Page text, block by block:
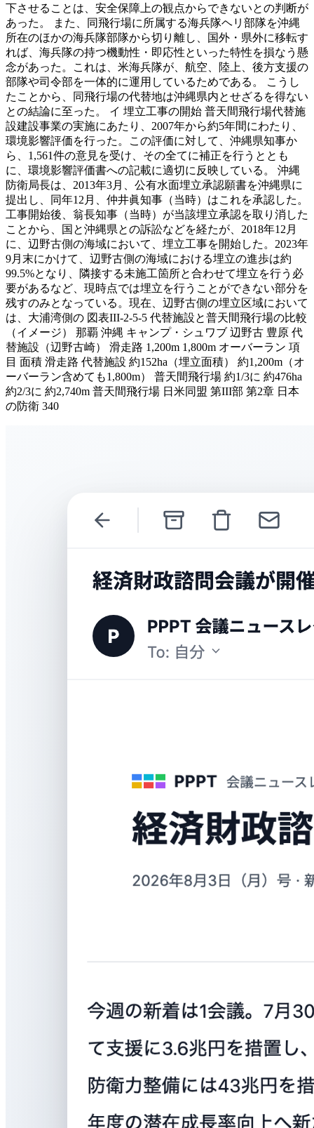
下させることは、安全保障上の観点からできないとの判断が
あった。 また、同飛行場に所属する海兵隊ヘリ部隊を沖縄
所在のほかの海兵隊部隊から切り離し、国外・県外に移転す
れば、海兵隊の持つ機動性・即応性といった特性を損なう懸
念があった。これは、米海兵隊が、航空、陸上、後方支援の
部隊や司令部を一体的に運用しているためである。 こうし
たことから、同飛行場の代替地は沖縄県内とせざるを得ない
との結論に至った。 イ 埋立工事の開始 普天間飛行場代替施
設建設事業の実施にあたり、2007年から約5年間にわたり、
環境影響評価を行った。この評価に対して、沖縄県知事か
ら、1,561件の意見を受け、その全てに補正を行うととも
に、環境影響評価書への記載に適切に反映している。 沖縄
防衛局長は、2013年3月、公有水面埋立承認願書を沖縄県に
提出し、同年12月、仲井眞知事（当時）はこれを承認した。
工事開始後、翁長知事（当時）が当該埋立承認を取り消した
ことから、国と沖縄県との訴訟などを経たが、2018年12月
に、辺野古側の海域において、埋立工事を開始した。2023年
9月末にかけて、辺野古側の海域における埋立の進歩は約
99.5%となり、隣接する未施工箇所と合わせて埋立を行う必
要があるなど、現時点では埋立を行うことができない部分を
残すのみとなっている。現在、辺野古側の埋立区域において
は、大浦湾側の 図表III-2-5-5 代替施設と普天間飛行場の比較
（イメージ） 那覇 沖縄 キャンプ・シュワブ 辺野古 豊原 代
替施設（辺野古崎） 滑走路 1,200m 1,800m オーバーラン 項
目 面積 滑走路 代替施設 約152ha（埋立面積） 約1,200m（オ
ーバーラン含めても1,800m） 普天間飛行場 約1/3に 約476ha
約2/3に 約2,740m 普天間飛行場 日米同盟 第III部 第2章 日本
の防衛 340